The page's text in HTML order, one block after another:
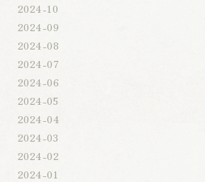
2024-10
2024-09
2024-08
2024-07
2024-06
2024-05
2024-04
2024-03
2024-02
2024-01